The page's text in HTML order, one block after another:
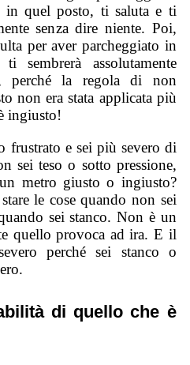
in quel posto, ti saluta e ti
senza dire niente. Poi,
per aver parcheggiato in
assolutamente
perché la regola di non
non era stata applicata più
ingiusto!
frustrato e sei più severo di
sei teso o sotto pressione,
metro giusto o ingiusto?
le cose quando non sei
sei stanco. Non è un
quello provoca ad ira. E il
perché sei stanco o
di quello che è